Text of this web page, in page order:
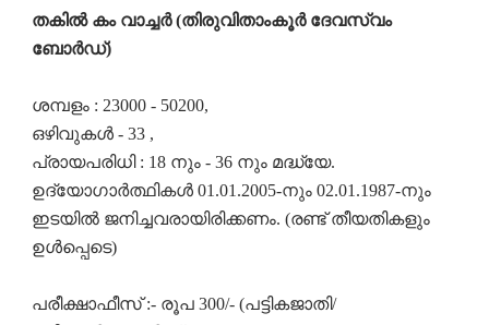
തകിൽ കം വാച്ചർ (തിരുവിതാംകൂർ ദേവസ്വം
ബോർഡ്)
ശമ്പളം : 23000 - 50200,
ഒഴിവുകൾ - 33 ,
പ്രായപരിധി : 18 നും - 36 നും മദ്ധ്യേ.
ഉദ്യോഗാർത്ഥികൾ 01.01.2005-നും 02.01.1987-നും
ഇടയിൽ ജനിച്ചവരായിരിക്കണം. (രണ്ട് തീയതികളും
ഉൾപ്പെടെ)
പരീക്ഷാഫീസ് :- രൂപ 300/- (പട്ടികജാതി/